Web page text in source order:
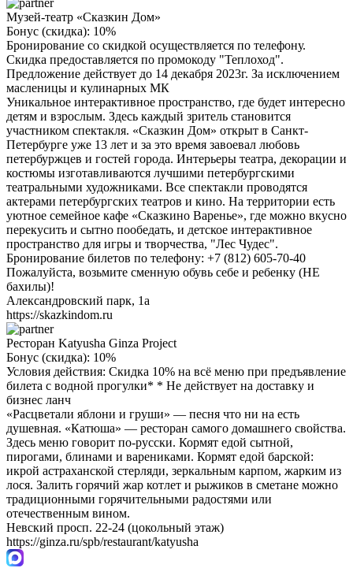
Музей-театр «Сказкин Дом»
Бонус (скидка): 10%
Бронирование со скидкой осуществляется по телефону.
Скидка предоставляется по промокоду "Теплоход".
Предложение действует до 14 декабря 2023г. За исключением
масленицы и кулинарных МК
Уникальное интерактивное пространство, где будет интересно
детям и взрослым. Здесь каждый зритель становится
участником спектакля. «Сказкин Дом» открыт в Санкт-
Петербурге уже 13 лет и за это время завоевал любовь
петербуржцев и гостей города. Интерьеры театра, декорации и
костюмы изготавливаются лучшими петербургскими
театральными художниками. Все спектакли проводятся
актерами петербургских театров и кино. На территории есть
уютное семейное кафе «Сказкино Варенье», где можно вкусно
перекусить и сытно пообедать, и детское интерактивное
пространство для игры и творчества, "Лес Чудес".
Бронирование билетов по телефону: +7 (812) 605-70-40
Пожалуйста, возьмите сменную обувь себе и ребенку (НЕ
бахилы)!
Александровский парк, 1а
https://skazkindom.ru
Ресторан Katyusha Ginza Project
Бонус (скидка): 10%
Условия действия: Скидка 10% на всё меню при предъявление
билета с водной прогулки* * Не действует на доставку и
бизнес ланч
«Расцветали яблони и груши» — песня что ни на есть
душевная. «Катюша» — ресторан самого домашнего свойства.
Здесь меню говорит по-русски. Кормят едой сытной,
пирогами, блинами и варениками. Кормят едой барской:
икрой астраханской стерляди, зеркальным карпом, жарким из
лося. Залить горячий жар котлет и рыжиков в сметане можно
традиционными горячительными радостями или
отечественным вином.
Невский просп. 22-24 (цокольный этаж)
https://ginza.ru/spb/restaurant/katyusha